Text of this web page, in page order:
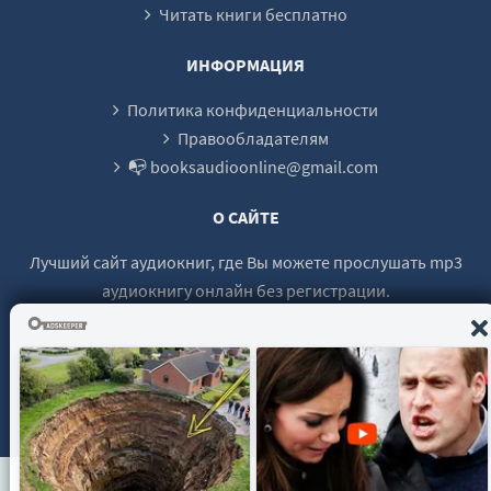
25_Starinnyy_minuet
28_Takaya_tihaya_i_ploskaya_Arktika
29_U_mogily_deLonga
Читать книги бесплатно
ИНФОРМАЦИЯ
Политика конфиденциальности
Правообладателям
📭 booksaudioonline@gmail.com
О САЙТЕ
Лучший сайт аудиокниг, где Вы можете прослушать mp3
аудиокнигу онлайн без регистрации.
© 2021 - 2026 booksaudio-online.com Все права защищены.